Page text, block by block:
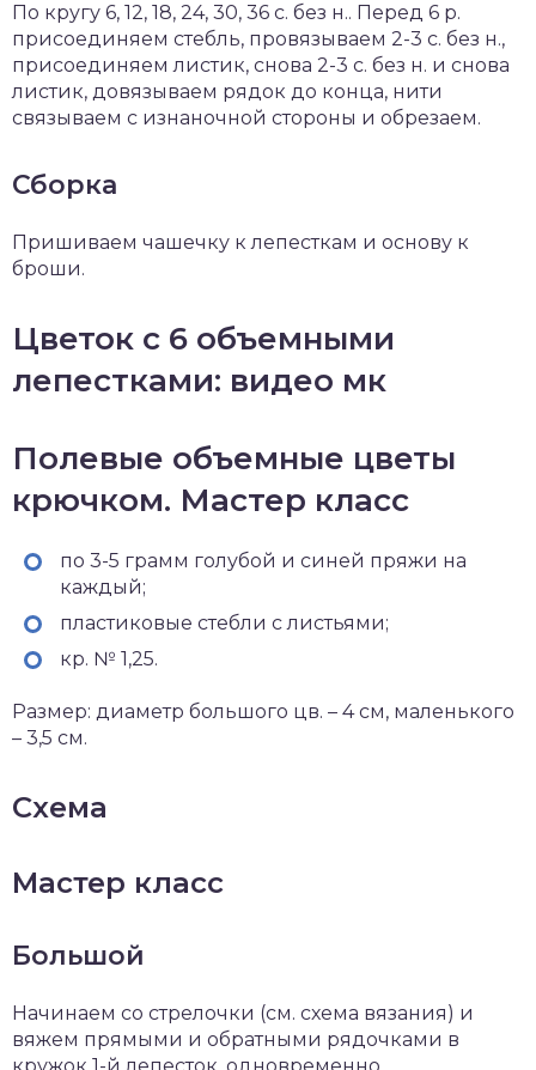
По кругу 6, 12, 18, 24, 30, 36 с. без н.. Перед 6 р.
присоединяем стебль, провязываем 2-3 с. без н.,
присоединяем листик, снова 2-3 с. без н. и снова
листик, довязываем рядок до конца, нити
связываем с изнаночной стороны и обрезаем.
Сборка
Пришиваем чашечку к лепесткам и основу к
броши.
Цветок с 6 объемными
лепестками: видео мк
Полевые объемные цветы
крючком. Мастер класс
по 3-5 грамм голубой и синей пряжи на
каждый;
пластиковые стебли с листьями;
кр. № 1,25.
Размер: диаметр большого цв. – 4 см, маленького
– 3,5 см.
Схема
Мастер класс
Большой
Начинаем со стрелочки (см. схема вязания) и
вяжем прямыми и обратными рядочками в